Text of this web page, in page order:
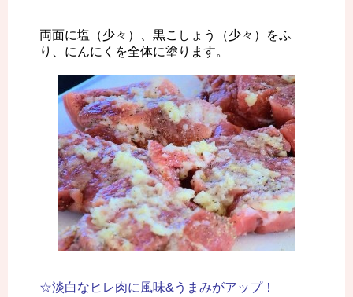
両面に塩（少々）、黒こしょう（少々）をふ
り、にんにくを全体に塗ります。
☆淡白なヒレ肉に風味&うまみがアップ！